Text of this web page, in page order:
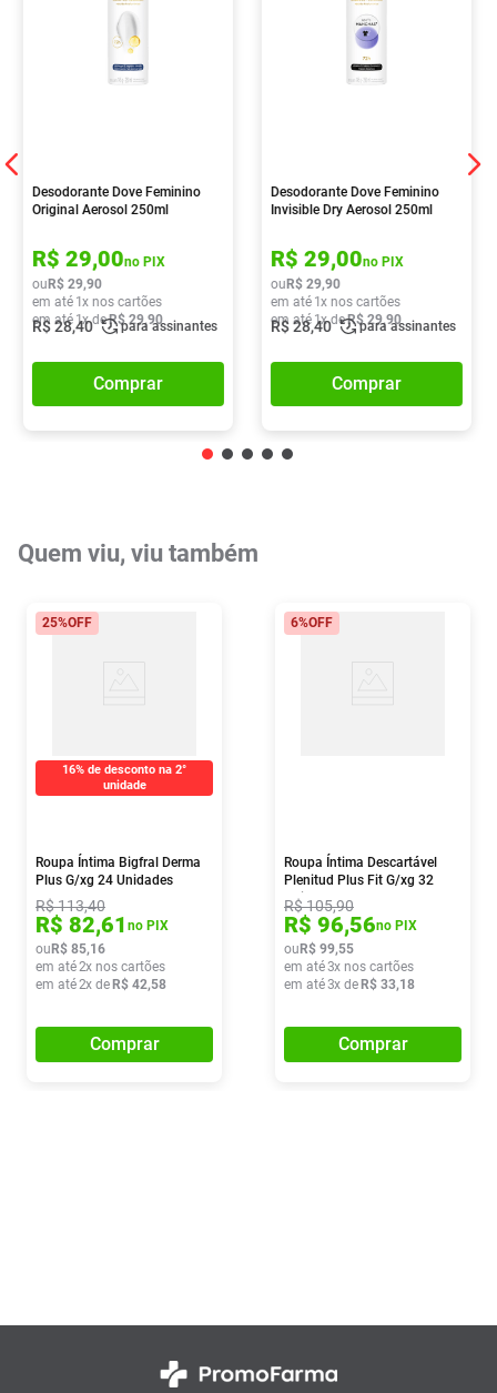
Desodorante Dove Feminino
Original Aerosol 250ml
R$ 29,00no PIX
ou R$ 29,90
em até 1x nos cartões
em até 1x deR$ 29,90
R$28,40 para assinantes
Comprar
Desodorante Dove Feminino
Invisible Dry Aerosol 250ml
R$ 29,00no PIX
ou R$ 29,90
em até 1x nos cartões
em até 1x deR$ 29,90
R$28,40 para assinantes
Comprar
Quem viu, viu também
25%OFF
16% de desconto na 2°
unidade
Roupa Íntima Bigfral Derma
Plus G/xg 24 Unidades
R$113,40
R$ 82,61 no PIX
ou R$ 85,16
em até2x nos cartões
em até2x de R$ 42,58
Comprar
6%OFF
Roupa Íntima Descartável
Plenitud Plus Fit G/xg 32
Unidades
R$105,90
R$ 96,56no PIX
ou R$ 99,55
em até3x nos cartões
em até3x de R$ 33,18
Comprar